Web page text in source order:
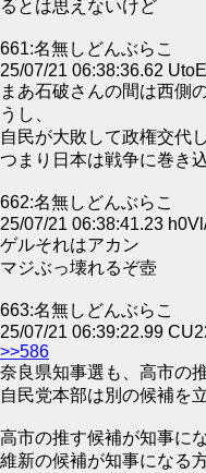
るとは思えないけど
661:名無しどんぶらこ
25/07/21 06:38:36.62
まあ石破さんの間は西側
うし、
自民が大敗して政権交代
つまり日本は戦争に巻き
662:名無しどんぶらこ
25/07/21 06:38:41.23
ゲルそれはアカン
マジぶっ壊れるぞ壺
663:名無しどんぶらこ
25/07/21 06:39:22.99
>>586
奈良県知事選も、高市の
自民党本部は別の候補を
高市の推す候補が知事に
維新の候補が知事になる